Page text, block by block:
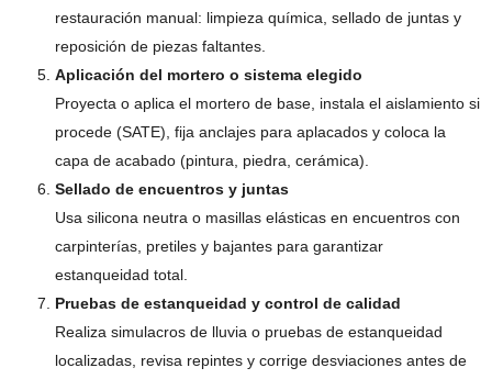
restauración manual: limpieza química, sellado de juntas y
reposición de piezas faltantes.
Aplicación del mortero o sistema elegido
Proyecta o aplica el mortero de base, instala el aislamiento si
procede (SATE), fija anclajes para aplacados y coloca la
capa de acabado (pintura, piedra, cerámica).
Sellado de encuentros y juntas
Usa silicona neutra o masillas elásticas en encuentros con
carpinterías, pretiles y bajantes para garantizar
estanqueidad total.
Pruebas de estanqueidad y control de calidad
Realiza simulacros de lluvia o pruebas de estanqueidad
localizadas, revisa repintes y corrige desviaciones antes de